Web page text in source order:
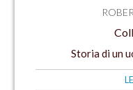
Storia di un